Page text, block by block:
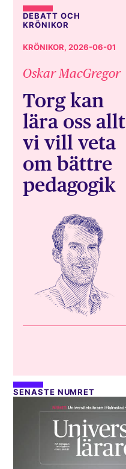
DEBATT OCH
KRÖNIKOR
KRÖNIKOR, 2026-06-01
Oskar MacGregor
Torg kan
lära oss allt
vi vill veta
om bättre
pedagogik
SENASTE NUMRET